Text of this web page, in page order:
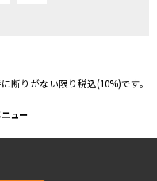
断りがない限り税込(10%)です。
ュー